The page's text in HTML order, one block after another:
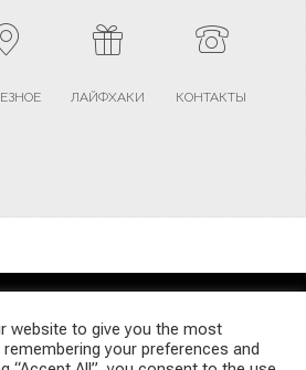
ЛАЙФХАКИ КОНТАКТЫ
PRIVACY POLICY SITEMAP
website to give you the most
your preferences and